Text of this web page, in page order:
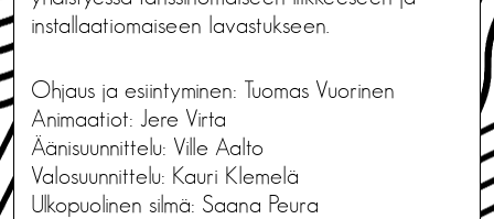
installaatiomaiseen lavastukseen.
Ohjaus ja esiintyminen: Tuomas Vuorinen
Animaatiot: Jere Virta
Äänisuunnittelu: Ville Aalto
Valosuunnittelu: Kauri Klemelä
Ulkopuolinen silmä: Saana Peura